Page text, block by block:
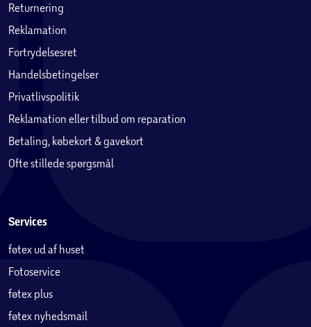
Returnering
Reklamation
Fortrydelsesret
Handelsbetingelser
Privatlivspolitik
Reklamation eller tilbud om reparation
Betaling, købekort & gavekort
Ofte stillede spørgsmål
Services
føtex ud af huset
Fotoservice
føtex plus
føtex nyhedsmail